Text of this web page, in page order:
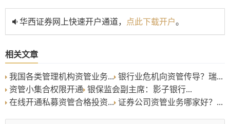
华西证券网上快速开户通道， 点此下载开户。
相关文章
我国各类管理机构资管业务... 银行业危机向资管传导？瑞...
资管小集合权限开通 银保监会副主席：影子银行...
在线开通私募资管合格投资... 证券公司资管业务哪家好？...